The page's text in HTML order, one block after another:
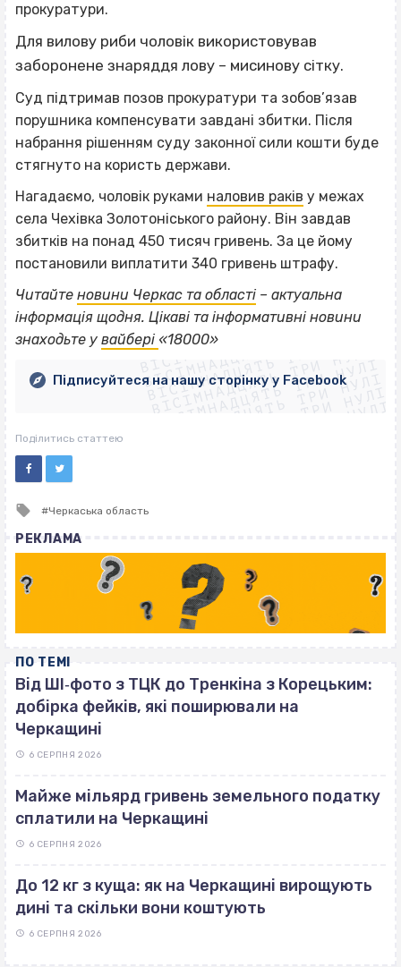
прокуратури.
Для вилову риби чоловік використовував
заборонене знаряддя лову – мисинову сітку.
Суд підтримав позов прокуратури та зобов’язав
порушника компенсувати завдані збитки. Після
набрання рішенням суду законної сили кошти буде
стягнуто на користь держави.
Нагадаємо, чоловік руками наловив раків у межах
села Чехівка Золотоніського району. Він завдав
збитків на понад 450 тисяч гривень. За це йому
постановили виплатити 340 гривень штрафу.
Читайте новини Черкас та області – актуальна
інформація щодня. Цікаві та інформативні новини
знаходьте у вайбері «18000»
ВІСІМНАДЦЯТЬ ТРИ НУЛІ
ВІСІМНАДЦЯТЬ ТРИ НУЛІ
ВІСІМНАДЦЯТЬ ТРИ НУЛІ
ВІСІМНАДЦЯТЬ ТРИ НУЛІ
ВІСІМНАДЦЯТЬ ТРИ НУЛІ
ВІСІМНАДЦЯТЬ ТРИ НУЛІ
ВІСІМНАДЦЯТЬ ТРИ НУЛІ
ВІСІМНАДЦЯТЬ ТРИ НУЛІ
Підписуйтеся на нашу сторінку у Facebook
Поділитись статтею
Tagged
Черкаська область
РЕКЛАМА
ПО ТЕМІ
Від ШІ‐фото з ТЦК до Тренкіна з Корецьким:
добірка фейків, які поширювали на
Черкащині
6 СЕРПНЯ 2026
Майже мільярд гривень земельного податку
сплатили на Черкащині
6 СЕРПНЯ 2026
До 12 кг з куща: як на Черкащині вирощують
дині та скільки вони коштують
6 СЕРПНЯ 2026